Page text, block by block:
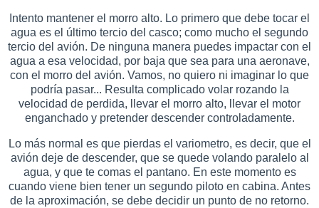
Intento mantener el morro alto. Lo primero que debe tocar el
agua es el último tercio del casco; como mucho el segundo
tercio del avión. De ninguna manera puedes impactar con el
agua a esa velocidad, por baja que sea para una aeronave,
con el morro del avión. Vamos, no quiero ni imaginar lo que
podría pasar... Resulta complicado volar rozando la
velocidad de perdida, llevar el morro alto, llevar el motor
enganchado y pretender descender controladamente.
Lo más normal es que pierdas el variometro, es decir, que el
avión deje de descender, que se quede volando paralelo al
agua, y que te comas el pantano. En este momento es
cuando viene bien tener un segundo piloto en cabina. Antes
de la aproximación, se debe decidir un punto de no retorno.